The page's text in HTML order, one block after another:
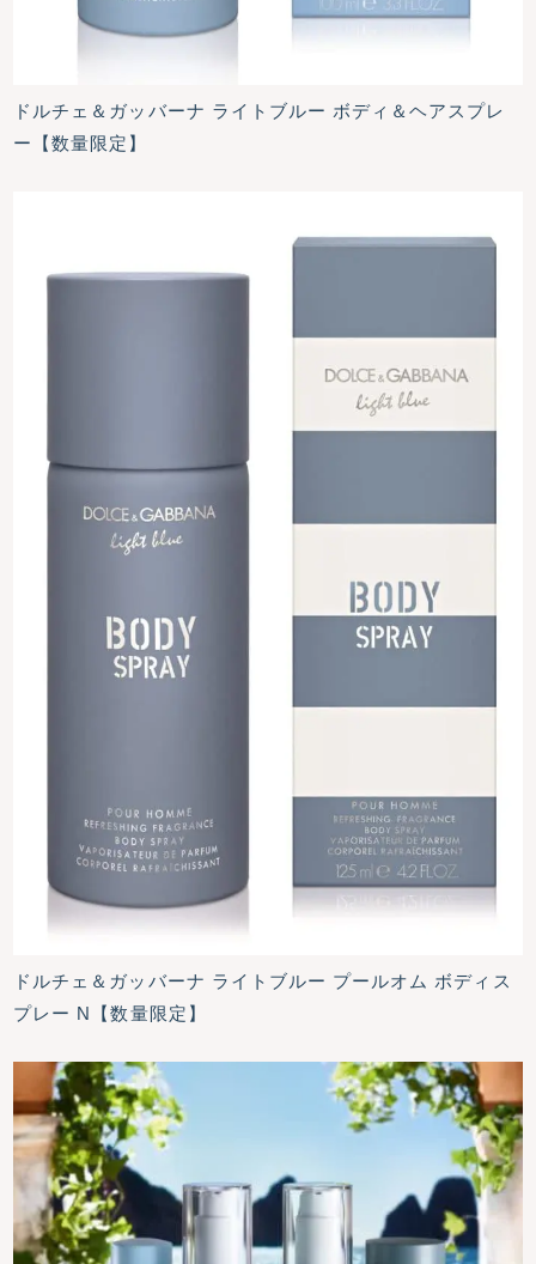
ドルチェ＆ガッバーナ ライトブルー ボディ＆ヘアスプレ
ー【数量限定】
ドルチェ＆ガッバーナ ライトブルー プールオム ボディス
プレー N【数量限定】